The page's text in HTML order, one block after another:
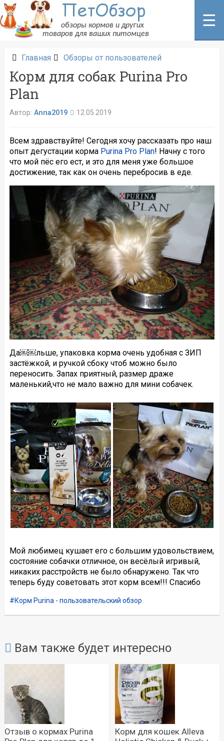
Перейти
к
содержанию
☰
Главная Обзоры от пользователей
Корм для собак Purina Pro
Plan
Автор: Anna2019 12.05.2019
Всем здравствуйте! Сегодня хочу рассказать про наш
опыт дегустации корма Purina Pro Plan! Начну с того
что мой пёс его ест, и это для меня уже большое
достижение, так как он очень перебросив в еде.
Да￼￼льше, упаковка корма очень удобная с ЗИП
застёжкой, и ручкой сбоку чтоб можно было
переносить. Запах приятный, размер драже
маленький,что не мало важно для мини собачек.
Мой любимец кушает его с большим удовольствием,
состояние собачки отличное, он весёлый игривый,
никаких расстройств не было обнаружено. Так что
теперь буду советовать этот корм всем!!! Спасибо
Корм Purina - пользовательский обзор
Вам также будет интересно
Отзыв о кормах Purina
Корм для кошек Alleva